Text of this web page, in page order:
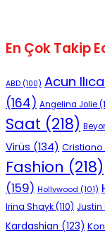
En Çok Takip
ABD (100) Acun
(164) Angelina Jolie
Saat (218)
Virüs (134) Cristiano
Fashion (218)
(159) Hollywood (101)
Irina Shayk(110) Justin
Kardashian (123)